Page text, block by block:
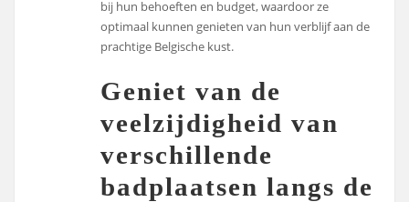
bij hun behoeften en budget, waardoor ze
optimaal kunnen genieten van hun verblijf aan de
prachtige Belgische kust.
Geniet van de
veelzijdigheid van
verschillende
badplaatsen langs de